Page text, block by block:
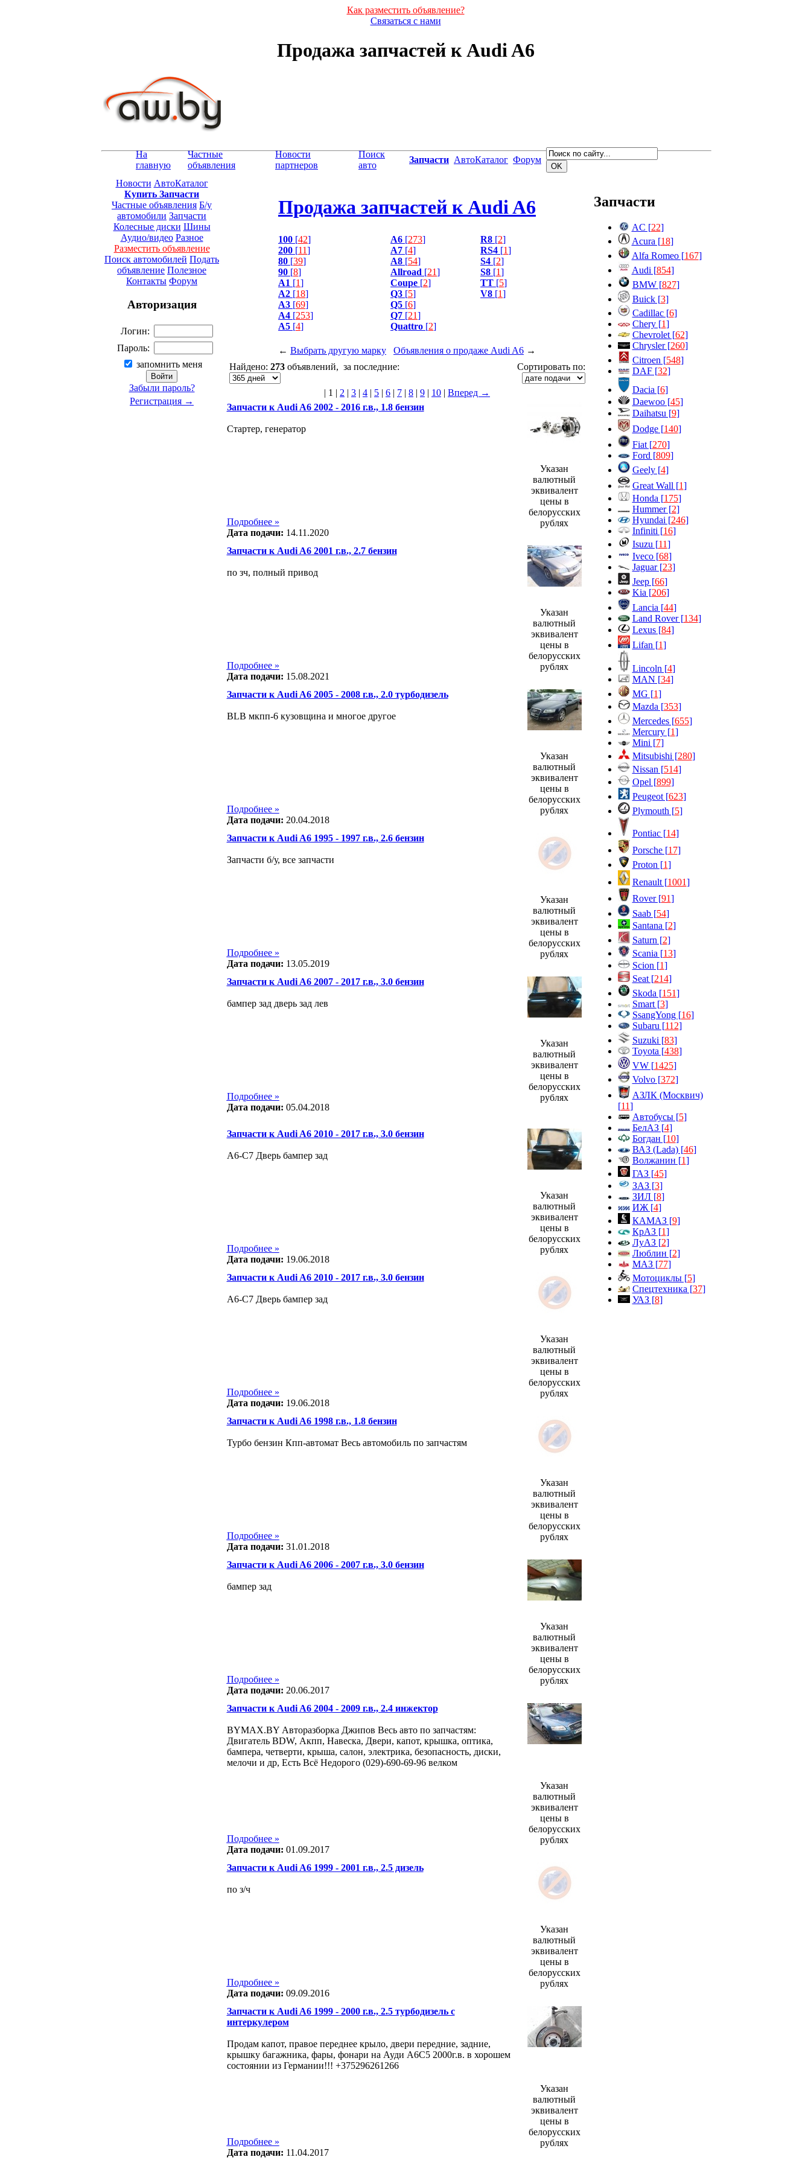
Как разместить объявление?
Связаться с нами
Продажа запчастей к Audi A6
На
главную
Частные
объявления
Новости
партнеров
Поиск
авто
Запчасти АвтоКаталог Форум
Новости АвтоКаталог
Купить Запчасти
Частные объявления Б/у
автомобили Запчасти
Колесные диски Шины
Аудио/видео Разное
Разместить объявление
Поиск автомобилей Подать
объявление Полезное
Контакты Форум
Авторизация
Логин:
Пароль:
запомнить меня
Забыли пароль?
Регистрация →
Продажа запчастей к Audi A6
100 [42]
200 [11]
80 [39]
90 [8]
A1 [1]
A2 [18]
A3 [69]
A4 [253]
A5 [4]
A6 [273]
A7 [4]
A8 [54]
Allroad [21]
Coupe [2]
Q3 [5]
Q5 [6]
Q7 [21]
Quattro [2]
R8 [2]
RS4 [1]
S4 [2]
S8 [1]
TT [5]
V8 [1]
← Выбрать другую марку Объявления о продаже Audi A6 →
Найдено: 273объявлений, за последние: Сортировать по:
| 1 | 2 | 3 | 4 | 5 | 6 | 7 | 8 | 9 | 10 | Вперед →
Запчасти к Audi A6 2002 - 2016 г.в., 1.8 бензин
Стартер, генератор
Подробнее »
Дата подачи: 14.11.2020
Указан
валютный
эквивалент
цены в
белорусских
рублях
Запчасти к Audi A6 2001 г.в., 2.7 бензин
по зч, полный привод
Подробнее »
Дата подачи: 15.08.2021
Указан
валютный
эквивалент
цены в
белорусских
рублях
Запчасти к Audi A6 2005 - 2008 г.в., 2.0 турбодизель
BLB мкпп-6 кузовщина и многое другое
Подробнее »
Дата подачи: 20.04.2018
Указан
валютный
эквивалент
цены в
белорусских
рублях
Запчасти к Audi A6 1995 - 1997 г.в., 2.6 бензин
Запчасти б/у, все запчасти
Подробнее »
Дата подачи: 13.05.2019
Указан
валютный
эквивалент
цены в
белорусских
рублях
Запчасти к Audi A6 2007 - 2017 г.в., 3.0 бензин
бампер зад дверь зад лев
Подробнее »
Дата подачи: 05.04.2018
Указан
валютный
эквивалент
цены в
белорусских
рублях
Запчасти к Audi A6 2010 - 2017 г.в., 3.0 бензин
A6-C7 Дверь бампер зад
Подробнее »
Дата подачи: 19.06.2018
Указан
валютный
эквивалент
цены в
белорусских
рублях
Запчасти к Audi A6 2010 - 2017 г.в., 3.0 бензин
A6-C7 Дверь бампер зад
Подробнее »
Дата подачи: 19.06.2018
Указан
валютный
эквивалент
цены в
белорусских
рублях
Запчасти к Audi A6 1998 г.в., 1.8 бензин
Турбо бензин Кпп-автомат Весь автомобиль по запчастям
Подробнее »
Дата подачи: 31.01.2018
Указан
валютный
эквивалент
цены в
белорусских
рублях
Запчасти к Audi A6 2006 - 2007 г.в., 3.0 бензин
бампер зад
Подробнее »
Дата подачи: 20.06.2017
Указан
валютный
эквивалент
цены в
белорусских
рублях
Запчасти к Audi A6 2004 - 2009 г.в., 2.4 инжектор
BYMAX.BY Авторазборка Джипов Весь авто по запчастям:
Двигатель BDW, Акпп, Навеска, Двери, капот, крышка, оптика,
бампера, четверти, крыша, салон, электрика, безопасность, диски,
мелочи и др, Есть Всё Недорого (029)-690-69-96 велком
Подробнее »
Дата подачи: 01.09.2017
Указан
валютный
эквивалент
цены в
белорусских
рублях
Запчасти к Audi A6 1999 - 2001 г.в., 2.5 дизель
по з/ч
Подробнее »
Дата подачи: 09.09.2016
Указан
валютный
эквивалент
цены в
белорусских
рублях
Запчасти к Audi A6 1999 - 2000 г.в., 2.5 турбодизель с
интеркулером
Продам капот, правое переднее крыло, двери передние, задние,
крышку багажника, фары, фонари на Ауди А6С5 2000г.в. в хорошем
состоянии из Германии!!! +375296261266
Подробнее »
Дата подачи: 11.04.2017
Указан
валютный
эквивалент
цены в
белорусских
рублях
Запчасти
AC [22]
Acura [18]
Alfa Romeo [167]
Audi [854]
BMW [827]
Buick [3]
Cadillac [6]
Chery [1]
Chevrolet [62]
Chrysler [260]
Citroen [548]
DAF [32]
Dacia [6]
Daewoo [45]
Daihatsu [9]
Dodge [140]
Fiat [270]
Ford [809]
Geely [4]
Great Wall [1]
Honda [175]
Hummer [2]
Hyundai [246]
Infiniti [16]
Isuzu [11]
Iveco [68]
Jaguar [23]
Jeep [66]
Kia [206]
Lancia [44]
Land Rover [134]
Lexus [84]
Lifan [1]
Lincoln [4]
MAN [34]
MG [1]
Mazda [353]
Mercedes [655]
Mercury [1]
Mini [7]
Mitsubishi [280]
Nissan [514]
Opel [899]
Peugeot [623]
Plymouth [5]
Pontiac [14]
Porsche [17]
Proton [1]
Renault [1001]
Rover [91]
Saab [54]
Santana [2]
Saturn [2]
Scania [13]
Scion [1]
Seat [214]
Skoda [151]
Smart [3]
SsangYong [16]
Subaru [112]
Suzuki [83]
Toyota [438]
VW [1425]
Volvo [372]
АЗЛК (Москвич)
[11]
Автобусы [5]
БелАЗ [4]
Богдан [10]
ВАЗ (Lada) [46]
Волжанин [1]
ГАЗ [45]
ЗАЗ [3]
ЗИЛ [8]
ИЖ [4]
КАМАЗ [9]
КрАЗ [1]
ЛуАЗ [2]
Люблин [2]
МАЗ [77]
Мотоциклы [5]
Спецтехника [37]
УАЗ [8]